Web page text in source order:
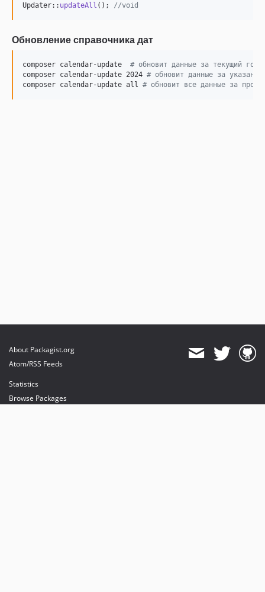
Updater:: updateAll (); //void
Обновление справочника дат
composer calendar-update # обновит данные за текущий год
composer calendar-update 2024 # обновит данные за
composer calendar-update all # обновит все данные за
About Packagist.org
Atom/RSS Feeds
Statistics
Browse Packages